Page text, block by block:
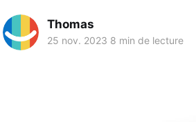
Thomas
25 nov. 2023 8 min de lecture